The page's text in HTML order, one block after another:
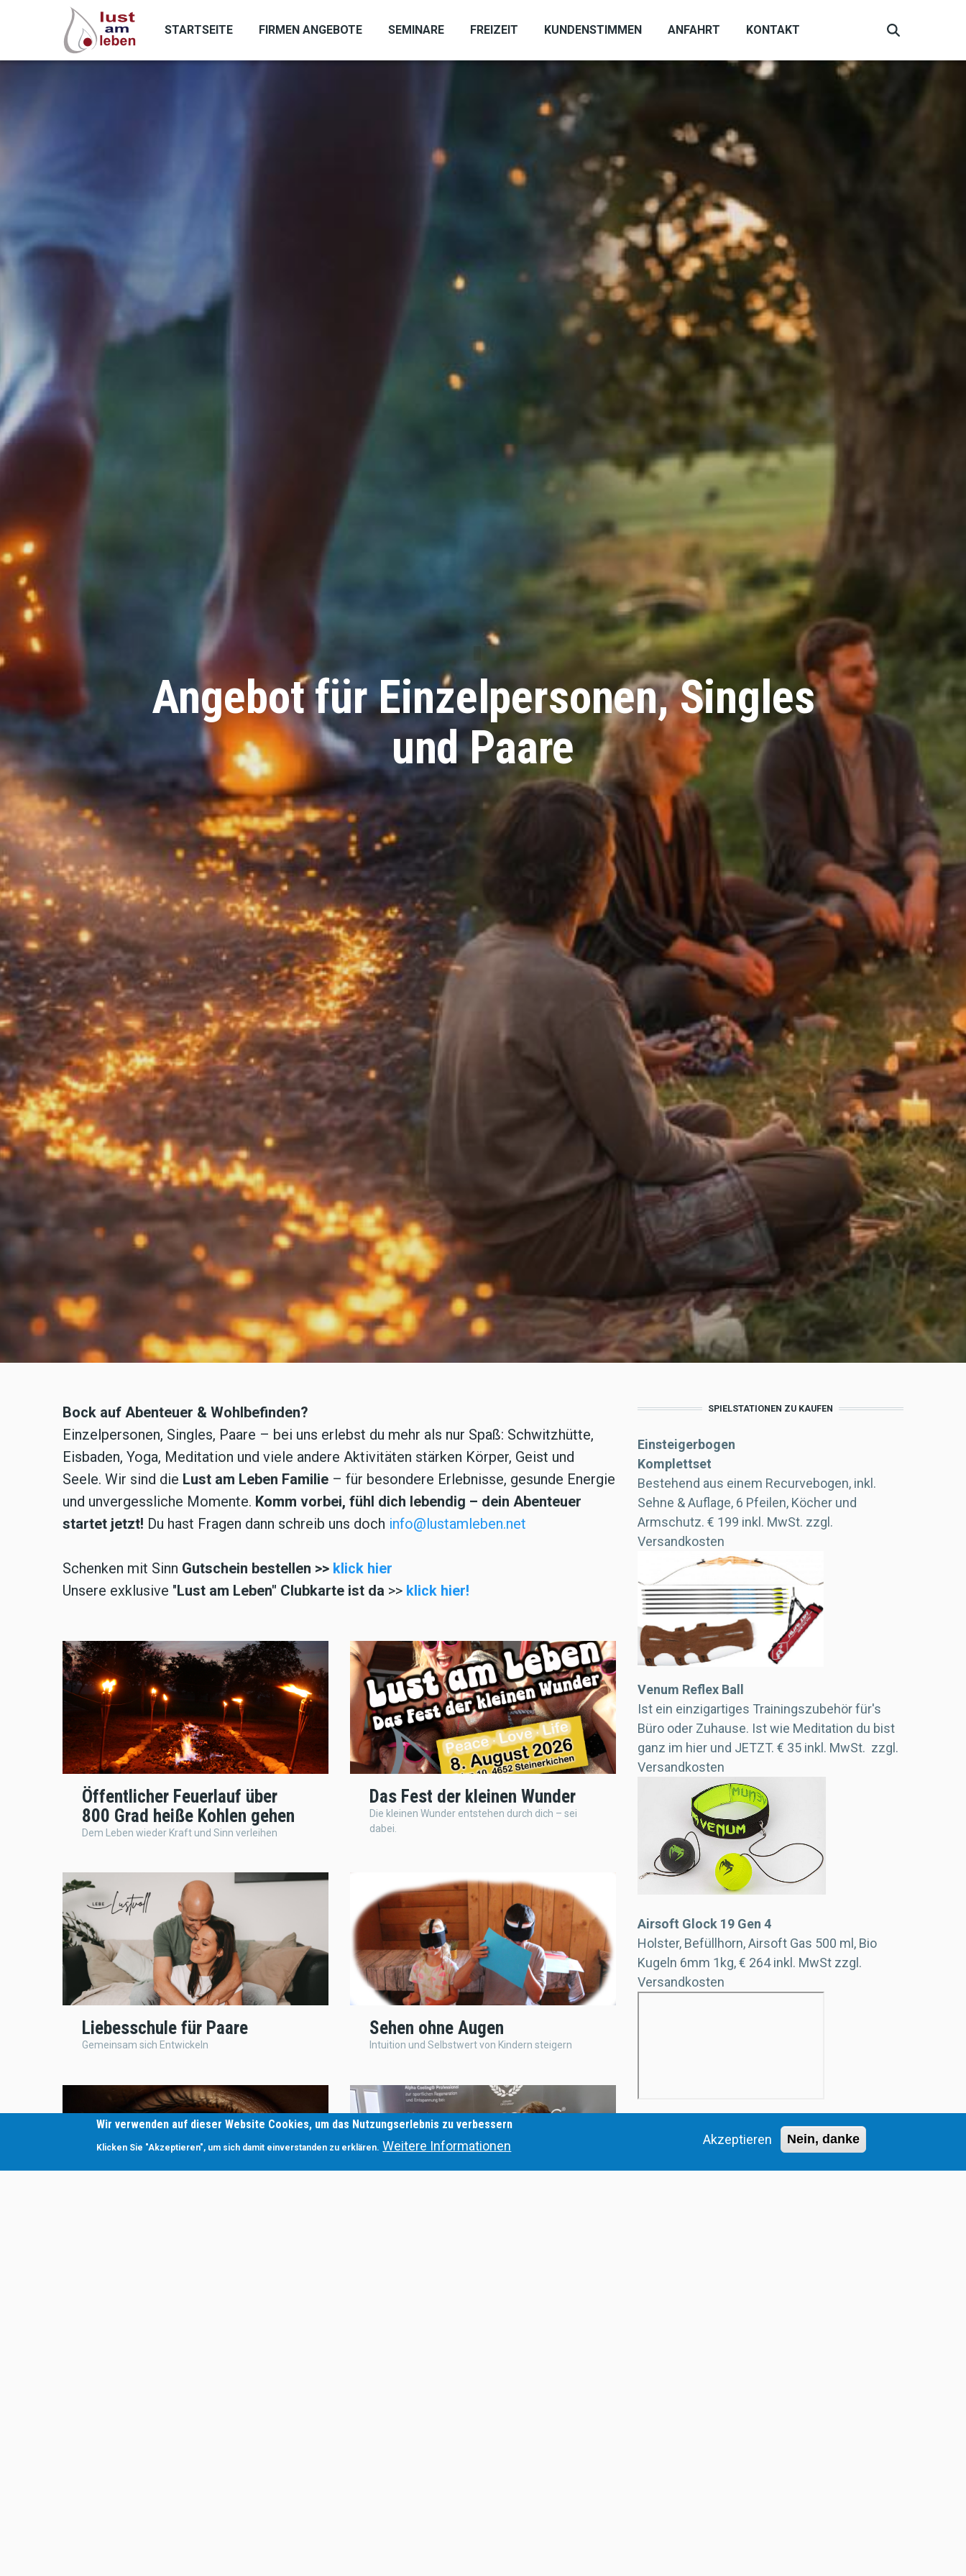
STARTSEITE FIRMEN ANGEBOTE SEMINARE FREIZEIT KUNDENSTIMMEN ANFAHRT KONTAKT
Angebot für Einzelpersonen, Singles
und Paare
Bock auf Abenteuer & Wohlbefinden?
Einzelpersonen, Singles, Paare – bei uns erlebst du mehr als nur Spaß: Schwitzhütte,
Eisbaden, Yoga, Meditation und viele andere Aktivitäten stärken Körper, Geist und
Seele. Wir sind die Lust am Leben Familie – für besondere Erlebnisse, gesunde Energie
und unvergessliche Momente. Komm vorbei, fühl dich lebendig – dein Abenteuer
startet jetzt! Du hast Fragen dann schreib uns doch info@lustamleben.net
Schenken mit Sinn Gutschein bestellen >> klick hier
Unsere exklusive "Lust am Leben" Clubkarte ist da >> klick hier!
Öffentlicher Feuerlauf über
800 Grad heiße Kohlen gehen
Dem Leben wieder Kraft und Sinn verleihen
Das Fest der kleinen Wunder
Die kleinen Wunder entstehen durch dich – sei
dabei.
Liebesschule für Paare
Gemeinsam sich Entwickeln
Sehen ohne Augen
Intuition und Selbstwert von Kindern steigern
SPIELSTATIONEN ZU KAUFEN
Einsteigerbogen
Komplettset
Bestehend aus einem Recurvebogen, inkl.
Sehne & Auflage, 6 Pfeilen, Köcher und
Armschutz. € 199 inkl. MwSt. zzgl.
Versandkosten
Venum Reflex Ball
Ist ein einzigartiges Trainingszubehör für's
Büro oder Zuhause. Ist wie Meditation du bist
ganz im hier und JETZT. € 35 inkl. MwSt. zzgl.
Versandkosten
Airsoft Glock 19 Gen 4
Holster, Befüllhorn, Airsoft Gas 500 ml, Bio
Kugeln 6mm 1kg,€ 264 inkl. MwSt zzgl.
Versandkosten
Zündapp Rino`s 600 Sport
4.990,00 EURinkl. MwSt. E-Mobilitätsförderung
Wir verwenden auf dieser Website Cookies, um das Nutzungserlebnis zu verbessern
Klicken Sie "Akzeptieren", um sich damit einverstanden zu erklären. Weitere Informationen Akzeptieren Nein, danke